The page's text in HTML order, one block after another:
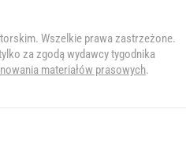
Wszelkie prawa zastrzeżone.
za zgodą wydawcy tygodnika
materiałów prasowych.